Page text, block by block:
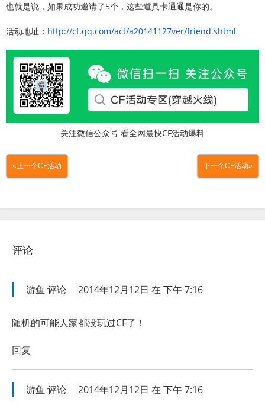
也就是说，如果成功邀请了5个，这些道具卡通通是你的。
活动地址： http://cf.qq.com/act/a20141127ver/friend.shtml
关注微信公众号 看全网最快CF活动爆料
«上一个CF活动 下一个CF活动»
评论
游鱼 评论 2014年12月12日 在 下午 7:16
随机的可能人家都没玩过CF了！
回复
游鱼 评论 2014年12月12日 在 下午 7:16